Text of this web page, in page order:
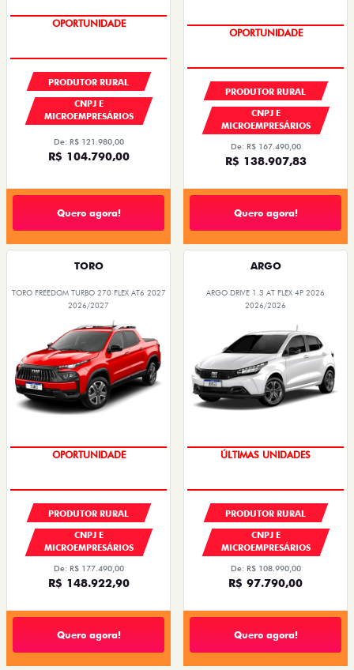
GRANDE CHANCE FIAT
PRODUTOR RURAL
CNPJ E
MICROEMPRESÁRIOS
De: R$ 121.980,00
R$ 104.790,00
Quero agora!
GRANDE CHANCE FIAT
PRODUTOR RURAL
CNPJ E
MICROEMPRESÁRIOS
De: R$ 167.490,00
R$ 138.907,83
Quero agora!
TORO
TORO FREEDOM TURBO 270 FLEX AT6 2027
2026/2027
GRANDE CHANCE FIAT
PRODUTOR RURAL
CNPJ E
MICROEMPRESÁRIOS
De: R$ 177.490,00
R$ 148.922,90
Quero agora!
ARGO
ARGO DRIVE 1.3 AT FLEX 4P 2026
2026/2026
GRANDE CHANCE FIAT
PRODUTOR RURAL
CNPJ E
MICROEMPRESÁRIOS
De: R$ 108.990,00
R$ 97.790,00
Quero agora!